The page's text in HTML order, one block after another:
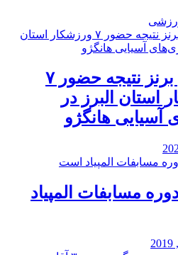
۲ مدال برنز نتیجه حضور ۷
استان البرز در
آسیایی هانگژو
مسابفات المپیاد